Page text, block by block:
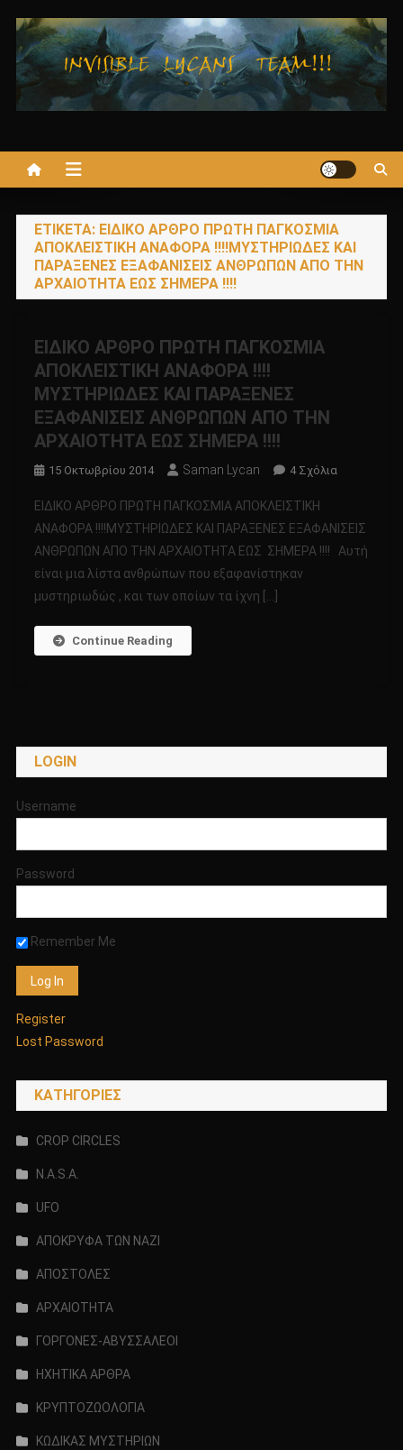
στο
περιεχόμενο
ΕΤΙΚΈΤΑ: ΕΙΔΙΚΟ ΑΡΘΡΟ ΠΡΩΤΗ ΠΑΓΚΟΣΜΙΑ
ΑΠΟΚΛΕΙΣΤΙΚΗ ΑΝΑΦΟΡΑ !!!!ΜΥΣΤΗΡΙΩΔΕΣ ΚΑΙ
ΠΑΡΑΞΕΝΕΣ ΕΞΑΦΑΝΙΣΕΙΣ ΑΝΘΡΩΠΩΝ ΑΠΟ ΤΗΝ
ΑΡΧΑΙΟΤΗΤΑ ΕΩΣ ΣΗΜΕΡΑ !!!!
ΕΙΔΙΚΟ ΑΡΘΡΟ ΠΡΩΤΗ ΠΑΓΚΟΣΜΙΑ
ΑΠΟΚΛΕΙΣΤΙΚΗ ΑΝΑΦΟΡΑ !!!!
ΜΥΣΤΗΡΙΩΔΕΣ ΚΑΙ ΠΑΡΑΞΕΝΕΣ
ΕΞΑΦΑΝΙΣΕΙΣ ΑΝΘΡΩΠΩΝ ΑΠΟ ΤΗΝ
ΑΡΧΑΙΟΤΗΤΑ ΕΩΣ ΣΗΜΕΡΑ !!!!
15 Οκτωβρίου 2014 Saman Lycan 4 ΣχόλιαΣτο
ΠΡΩΤΗ
ΠΑΓΚΟΣΜΙΑ
ΣΗΜΕΡΑ
ΕΙΔΙΚΟ ΑΡΘΡΟ ΠΡΩΤΗ ΠΑΓΚΟΣΜΙΑ ΑΠΟΚΛΕΙΣΤΙΚΗ
ΑΝΑΦΟΡΑ !!!!ΜΥΣΤΗΡΙΩΔΕΣ ΚΑΙ ΠΑΡΑΞΕΝΕΣ ΕΞΑΦΑΝΙΣΕΙΣ
ΑΝΘΡΩΠΩΝ ΑΠΟ ΤΗΝ ΑΡΧΑΙΟΤΗΤΑ ΕΩΣ ΣΗΜΕΡΑ !!!! Αυτή
είναι μια λίστα ανθρώπων που εξαφανίστηκαν
μυστηριωδώς , και των οποίων τα ίχνη […]
Continue Reading
LOGIN
Username
Password
Remember Me
Register
Lost Password
KΑΤΗΓΟΡΊΕΣ
CROP CIRCLES
N.A.S.A.
UFO
ΑΠΟΚΡΥΦΑ ΤΩΝ ΝΑΖΙ
ΑΠΟΣΤΟΛΕΣ
ΑΡΧΑΙΟΤΗΤΑ
ΓΟΡΓΟΝΕΣ-ΑΒΥΣΣΑΛΕΟΙ
ΗΧΗΤΙΚΑ ΑΡΘΡΑ
ΚΡΥΠΤΟΖΩΟΛΟΓΙΑ
ΚΩΔΙΚΑΣ ΜΥΣΤΗΡΙΩΝ